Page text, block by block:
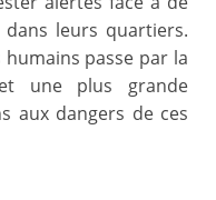
dans leurs quartiers.
passe par la
une plus grande
aux dangers de ces